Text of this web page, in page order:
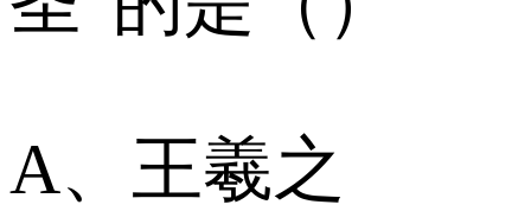
A、王羲之